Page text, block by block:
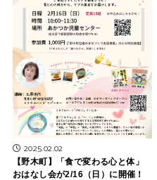
2025.02.02
【野木町】「食で変わる心と体」
おはなし会が2/16（日）に開催！